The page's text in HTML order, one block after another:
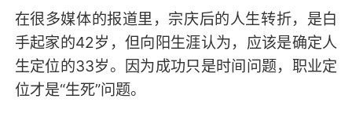
在很多媒体的报道里，宗庆后的人生转折，是白
手起家的42岁，但向阳生涯认为，应该是确定人
生定位的33岁。因为成功只是时间问题，职业定
位才是“生死”问题。